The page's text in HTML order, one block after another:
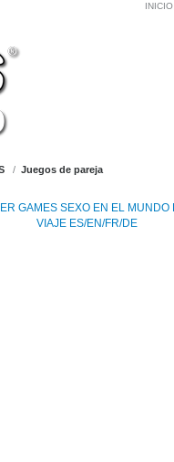
INICIO
Juegos de pareja